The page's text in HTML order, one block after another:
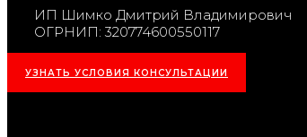
ИП Шимко Дмитрий Владимирович
ОГРНИП: 320774600550117
УЗНАТЬ УСЛОВИЯ КОНСУЛЬТАЦИИ